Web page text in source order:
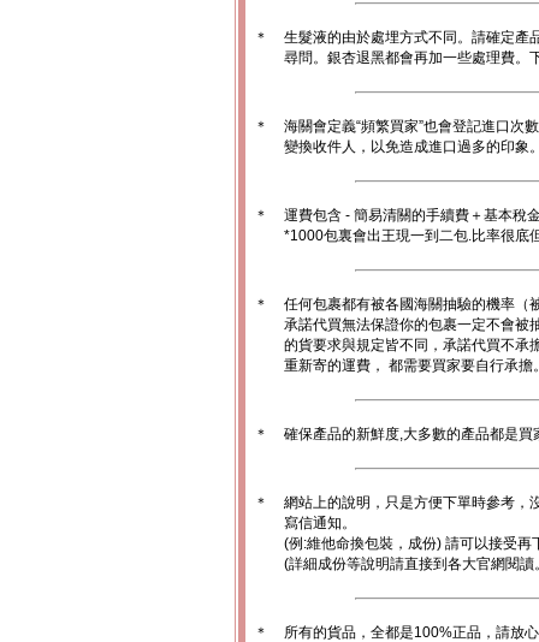
＊
生髮液的由於處埋方式不同。請確定產
尋問。銀杏退黑都會再加一些處理費。
＊
海關會定義“頻繁買家”也會登記進口次
變換收件人，以免造成進口過多的印象
＊
運費包含 - 簡易清關的手續費＋基本稅
*1000包裏會出王現一到二包.比率很底
＊
任何包裹都有被各國海關抽驗的機率（
承諾代買無法保證你的包裹一定不會被
的貨要求與規定皆不同，承諾代買不承
重新寄的運費， 都需要買家要自行承擔
＊ 確保產品的新鮮度,大多數的產品都是
＊
網站上的說明，只是方便下單時參考，
寫信通知。
(例:維他命換包裝，成份) 請可以接受再
(詳細成份等說明請直接到各大官網閱讀
＊ 所有的貨品，全都是100%正品，請放